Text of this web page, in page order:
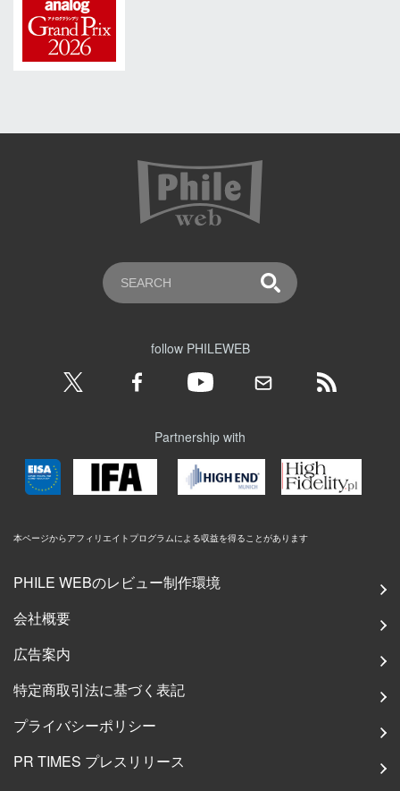
follow PHILEWEB
Partnership with
本ページからアフィリエイトプログラムによる収益を得ることがあります
PHILE WEBのレビュー制作環境
会社概要
広告案内
特定商取引法に基づく表記
プライバシーポリシー
PR TIMES プレスリリース